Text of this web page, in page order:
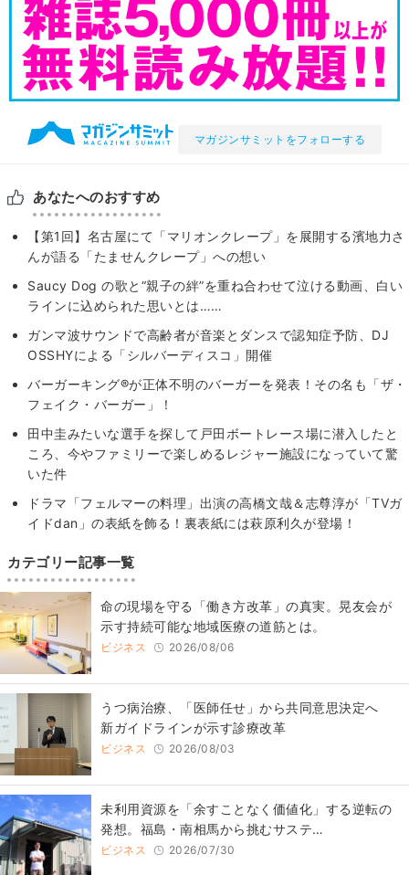
マガジンサミットをフォローする
あなたへのおすすめ
【第1回】名古屋にて「マリオンクレープ」を展開する濱地力さ
んが語る「たませんクレープ」への想い
Saucy Dog の歌と“親子の絆”を重ね合わせて泣ける動画、白い
ラインに込められた思いとは……
ガンマ波サウンドで高齢者が音楽とダンスで認知症予防、DJ
OSSHYによる「シルバーディスコ」開催
バーガーキング®が正体不明のバーガーを発表！その名も「ザ・
フェイク・バーガー」！
田中圭みたいな選手を探して戸田ボートレース場に潜入したと
ころ、今やファミリーで楽しめるレジャー施設になっていて驚
いた件
ドラマ「フェルマーの料理」出演の高橋文哉＆志尊淳が「TVガ
イドdan」の表紙を飾る！裏表紙には萩原利久が登場！
カテゴリー記事一覧
​命の現場を守る「働き方改革」の真実。晃友会が
示す持続可能な地域医療の道筋とは。
ビジネス 2026/08/06
うつ病治療、「医師任せ」から共同意思決定へ
新ガイドラインが示す診療改革
ビジネス 2026/08/03
​​未利用資源を「余すことなく価値化」する逆転の
発想。福島・南相馬から挑むサステ…
ビジネス 2026/07/30